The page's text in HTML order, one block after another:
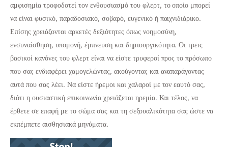
αμφισημία τροφοδοτεί τον ενθουσιασμό του φλερτ, το οποίο μπορεί
να είναι φυσικό, παραδοσιακό, σοβαρό, ευγενικό ή παιχνιδιάρικο.
Επίσης χρειάζονται αρκετές δεξιότητες όπως νοημοσύνη,
ενσυναίσθηση, υπομονή, έμπνευση και δημιουργικότητα. Οι τρεις
βασικοί κανόνες του φλερτ είναι να είστε τρυφεροί προς το πρόσωπο
που σας ενδιαφέρει χαμογελώντας, ακούγοντας και αναπαράγοντας
αυτά που σας λέει. Να είστε ήρεμοι και χαλαροί με τον εαυτό σας,
διότι η ουσιαστική επικοινωνία χρειάζεται ηρεμία. Και τέλος, να
έρθετε σε επαφή με το σώμα σας και τη σεξουαλικότητα σας ώστε να
εκπέμπετε αισθησιακά μηνύματα.